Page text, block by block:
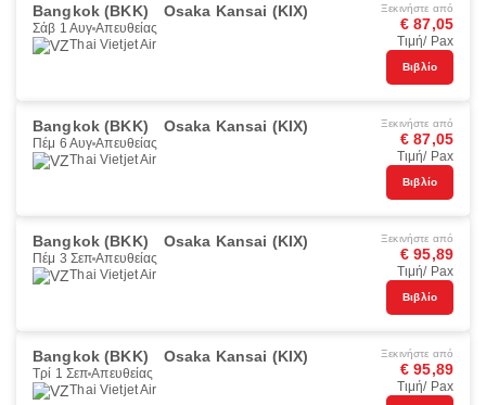
Bangkok (BKK) Osaka Kansai (KIX)
Σάβ 1 Αυγ Απευθείας
Thai Vietjet Air
Ξεκινήστε από
€ 87,05
Τιμή/ Pax
Βιβλίο
Bangkok (BKK) Osaka Kansai (KIX)
Πέμ 6 Αυγ Απευθείας
Thai Vietjet Air
Ξεκινήστε από
€ 87,05
Τιμή/ Pax
Βιβλίο
Bangkok (BKK) Osaka Kansai (KIX)
Πέμ 3 Σεπ Απευθείας
Thai Vietjet Air
Ξεκινήστε από
€ 95,89
Τιμή/ Pax
Βιβλίο
Bangkok (BKK) Osaka Kansai (KIX)
Τρί 1 Σεπ Απευθείας
Thai Vietjet Air
Ξεκινήστε από
€ 95,89
Τιμή/ Pax